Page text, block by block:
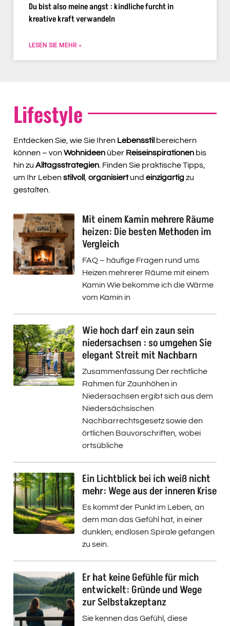
Du bist also meine angst : kindliche furcht in
kreative kraft verwandeln
LESEN SIE MEHR »
Lifestyle
Entdecken Sie, wie Sie Ihren Lebensstil bereichern
können – vonWohnideen über Reiseinspirationen bis
hin zu Alltagsstrategien . Finden Sie praktische Tipps,
um Ihr Lebenstilvoll organisiertund einzigartigzu
gestalten.
Mit einem Kamin mehrere Räume
heizen: Die besten Methoden im
Vergleich
FAQ – häufige Fragen rund ums
Heizen mehrerer Räume mit einem
Kamin Wie bekomme ich die Wärme
vom Kamin in
Wie hoch darf ein zaun sein
niedersachsen : so umgehen Sie
elegant Streit mit Nachbarn
Zusammenfassung Der rechtliche
Rahmen für Zaunhöhen in
Niedersachsen ergibt sich aus dem
Niedersächsischen
Nachbarrechtsgesetz sowie den
örtlichen Bauvorschriften, wobei
ortsübliche
Ein Lichtblick bei ich weiß nicht
mehr: Wege aus der inneren Krise
Es kommt der Punkt im Leben, an
dem man das Gefühl hat, in einer
dunklen, endlosen Spirale gefangen
zu sein.
Er hat keine Gefühle für mich
entwickelt: Gründe und Wege
zur Selbstakzeptanz
Sie kennen das Gefühl, diese